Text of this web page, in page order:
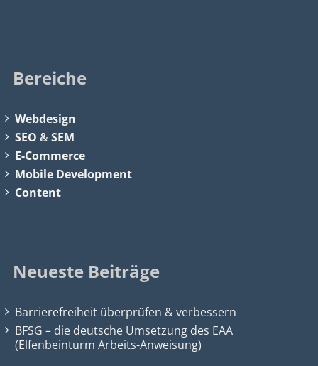
Bereiche
Webdesign
SEO &SEM
E-Commerce
Mobile Development
Content
Neueste Beiträge
Barrierefreiheit überprüfen & verbessern
BFSG – die deutsche Umsetzung des EAA
(Elfenbeinturm Arbeits-Anweisung)